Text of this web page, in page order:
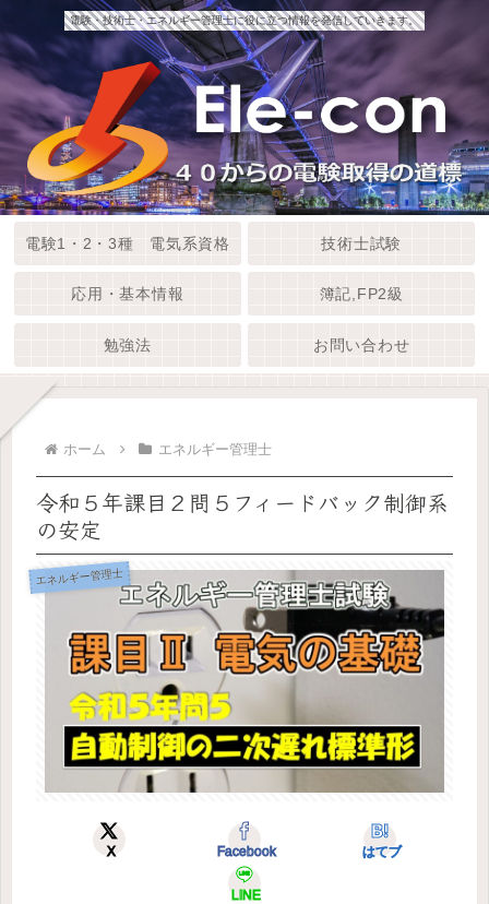
電験・技術士・エネルギー管理士に役に立つ情報を発信していきます。
電験1・2・3種 電気系資格 技術士試験
応用・基本情報 簿記,FP2級
勉強法 お問い合わせ
ホーム エネルギー管理士
令和５年課目２問５フィードバック制御系
の安定
エネルギー管理士
X Facebook はてブ
LINE